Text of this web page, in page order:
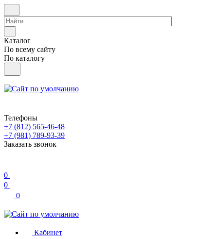
Каталог
По всему сайту
По каталогу
Телефоны
+7 (812) 565-46-48
+7 (981) 789-93-39
Заказать звонок
0
0
0
Кабинет